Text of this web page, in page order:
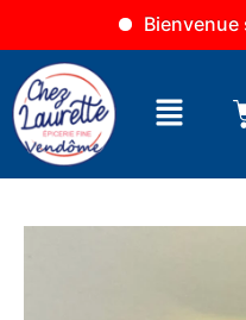
Bienvenue sur
contenu
Menu